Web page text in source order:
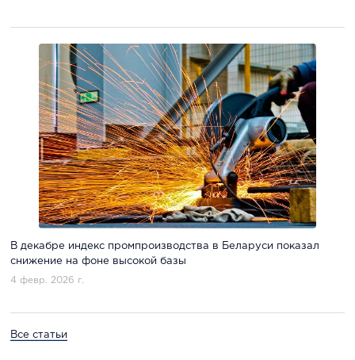
В декабре индекс промпроизводства в Беларуси показал
снижение на фоне высокой базы
4 февр. 2026 г.
Все статьи